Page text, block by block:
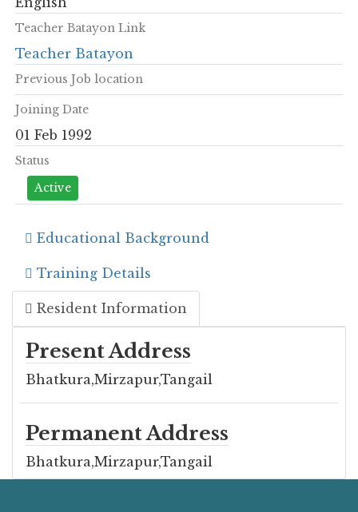
Teacher Batayon Link
Teacher Batayon
Previous Job location
Joining Date
01 Feb 1992
Status
Active
Educational Background
Training Details
Resident Information
Present Address
Bhatkura,Mirzapur,Tangail
Permanent Address
Bhatkura,Mirzapur,Tangail